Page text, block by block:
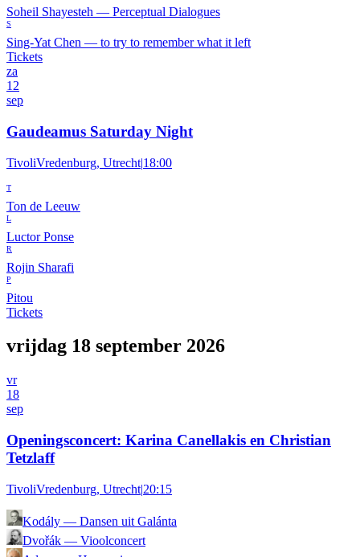
Soheil Shayesteh — Perceptual Dialogues
S
Sing-Yat Chen — to try to remember what it left
Tickets
za
12
sep
Gaudeamus Saturday Night
TivoliVredenburg, Utrecht|18:00
T
Ton de Leeuw
L
Luctor Ponse
R
Rojin Sharafi
P
Pitou
Tickets
vrijdag 18 september 2026
vr
18
sep
Openingsconcert: Karina Canellakis en Christian
Tetzlaff
TivoliVredenburg, Utrecht|20:15
Kodály — Dansen uit Galánta
Dvořák — Vioolconcert